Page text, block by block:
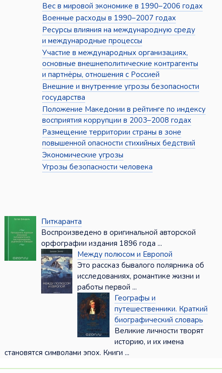
Вес в мировой экономике в 1990–2006 годах
Военные расходы в 1990–2007 годах
Ресурсы влияния на международную среду
и международные процессы
Участие в международных организациях,
основные внешнеполитические контрагенты
и партнёры, отношения с Россией
Внешние и внутренние угрозы безопасности
государства
Положение Македонии в рейтинге по индексу
восприятия коррупции в 2003–2008 годах
Размещение территории страны в зоне
повышенной опасности стихийных бедствий
Экономические угрозы
Угрозы безопасности человека
Питкаранта
Воспроизведено в оригинальной авторской
орфографии издания 1896 года ...
Между полюсом и Европой
Это рассказ бывалого полярника об
исследованиях, романтике жизни и
работы первой ...
Географы и
путешественники. Краткий
биографический словарь
Великие личности творят
историю, и их имена
становятся символами эпох. Книги ...